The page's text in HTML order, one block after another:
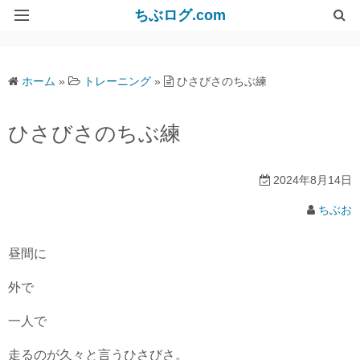
ちぶログ.com
ホーム » トレーニング » ひさびさのちぶ練
ひさびさのちぶ練
2024年8月14日
ちぶお
昼間に
外で
一人で
走るのが久々と言うひさびさ。